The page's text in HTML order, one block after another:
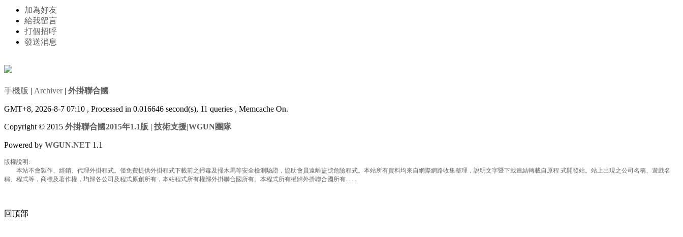
加為好友
給我留言
打個招呼
發送消息
手機版 | Archiver| 外掛聯合國
GMT+8, 2026-8-7 07:10 , Processed in 0.016646 second(s), 11 queries , Memcache On.
Copyright © 2015 外掛聯合國2015年1.1版 | 技術支援|WGUN團隊
Powered by WGUN.NET 1.1
版權說明:
本站不會製作、經銷、代理外掛程式。僅免費提供外掛程式下載前之掃毒及掃木馬等安全檢測驗證，協助會員遠離盜號危險程式。本站所有資料均來自網際網路收集整理，說明文字暨下載連結轉載自原程 式開發站。站上出現之公司名稱、遊戲名
稱、程式等，商標及著作權，均歸各公司及程式原創所有，本站程式所有權歸外掛聯合國所有。本程式所有權歸外掛聯合國所有.......
回頂部